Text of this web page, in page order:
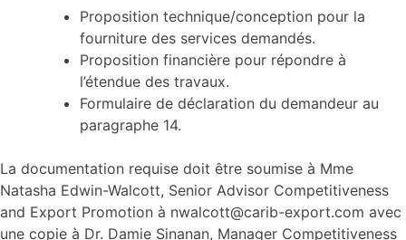
Proposition technique/conception pour la
fourniture des services demandés.
Proposition financière pour répondre à
l’étendue des travaux.
Formulaire de déclaration du demandeur au
paragraphe 14.
La documentation requise doit être soumise à Mme
Natasha Edwin-Walcott, Senior Advisor Competitiveness
and Export Promotion à nwalcott@carib-export.com avec
une copie à Dr. Damie Sinanan, Manager Competitiveness